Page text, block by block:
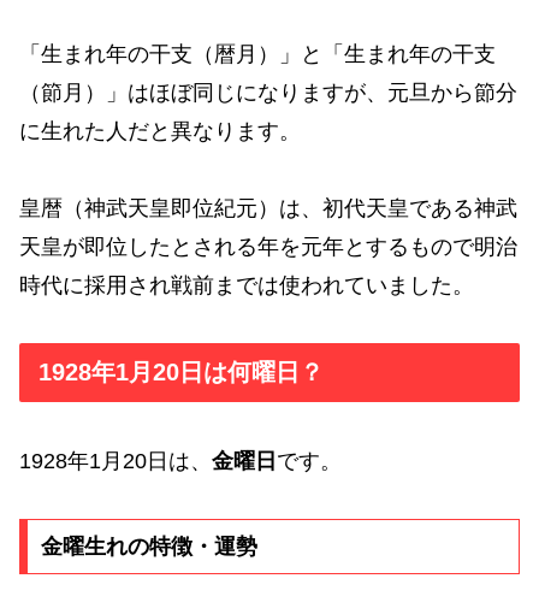
「生まれ年の干支（暦月）」と「生まれ年の干支
（節月）」はほぼ同じになりますが、元旦から節分
に生れた人だと異なります。
皇暦（神武天皇即位紀元）は、初代天皇である神武
天皇が即位したとされる年を元年とするもので明治
時代に採用され戦前までは使われていました。
1928年1月20日は何曜日？
1928年1月20日は、 金曜日 です。
金曜生れの特徴・運勢